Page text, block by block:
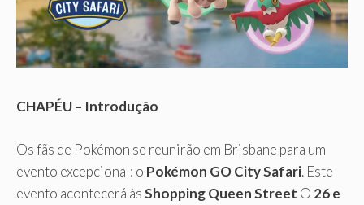
CHAPÉU – Introdução
Os fãs de Pokémon se reunirão em Brisbane para um
evento excepcional: o Pokémon GO City Safari. Este
evento acontecerá àsShopping Queen Street O 26 e